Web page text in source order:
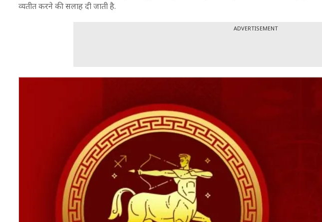
व्यतीत करने की सलाह दी जाती है.
ADVERTISEMENT